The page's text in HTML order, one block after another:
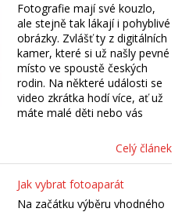
Fotografie mají své kouzlo,
ale stejně tak lákají i pohyblivé
obrázky. Zvlášť ty z digitálních
kamer, které si už našly pevné
místo ve spoustě českých
rodin. Na některé události se
video zkrátka hodí více, ať už
máte malé děti nebo vás
Celý článek
Jak vybrat fotoaparát
Na začátku výběru vhodného